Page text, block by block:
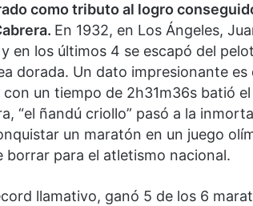
como tributo al logro
En 1932, en Los Ángeles,
en los últimos 4 se escapó del
dorada. Un dato impresionante es
un tiempo de 2h31m36s batió
“el ñandú criollo” pasó a la
un maratón en un juego
borrar para el atletismo nacional.
llamativo, ganó 5 de los 6